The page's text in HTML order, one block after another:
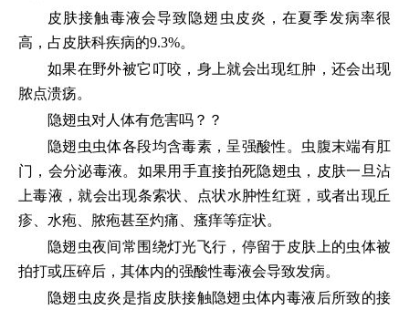
皮肤接触毒液会导致隐翅虫皮炎，在夏季发病率很
高，占皮肤科疾病的9.3%。
如果在野外被它叮咬，身上就会出现红肿，还会出现
脓点溃疡。
隐翅虫对人体有危害吗？？
隐翅虫虫体各段均含毒素，呈强酸性。虫腹末端有肛
门，会分泌毒液。如果用手直接拍死隐翅虫，皮肤一旦沾
上毒液，就会出现条索状、点状水肿性红斑，或者出现丘
疹、水疱、脓疱甚至灼痛、瘙痒等症状。
隐翅虫夜间常围绕灯光飞行，停留于皮肤上的虫体被
拍打或压碎后，其体内的强酸性毒液会导致发病。
隐翅虫皮炎是指皮肤接触隐翅虫体内毒液后所致的接